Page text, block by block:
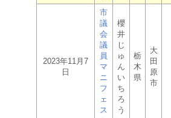
2023年11月7
日
市
議
会
議
員
マ
ニ
フ
ェ
ス
櫻
井
じ
ゅ
ん
い
ち
ろ
う
栃
木
県
大
田
原
市